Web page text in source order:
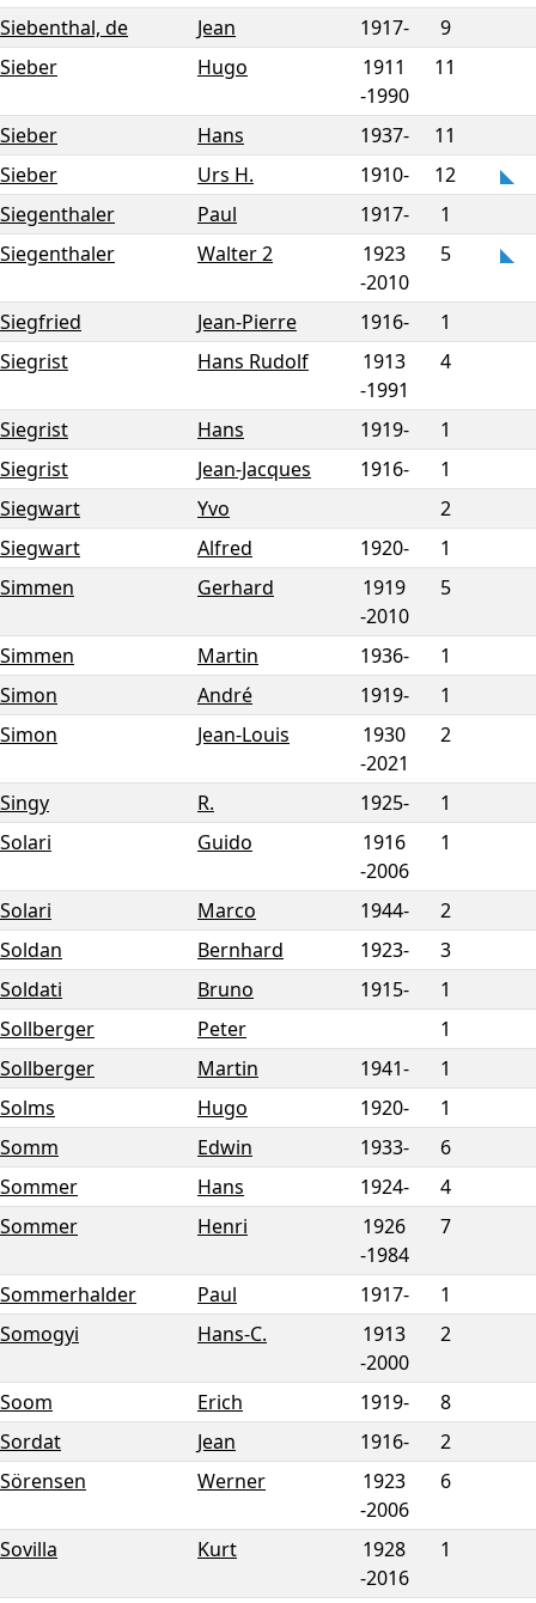
Siebenthal, de
Jean 1917-
9
Sieber
Hugo
1911
-1990
11
Sieber Hans 1937-
11
Sieber
Urs H. 1910-
12
Siegenthaler
Paul 1917-
1
Siegenthaler
Walter 2
1923
-2010
5
Siegfried Jean-Pierre 1916-
1
Siegrist
Hans Rudolf
1913
-1991
4
Siegrist Hans 1919-
1
Siegrist
Jean-Jacques 1916-
1
Siegwart
Yvo
2
Siegwart
Alfred 1920-
1
Simmen
Gerhard
1919
-2010
5
Simmen Martin 1936-
1
Simon
André 1919-
1
Simon
Jean-Louis
1930
-2021
2
Singy R. 1925-
1
Solari
Guido
1916
-2006
1
Solari Marco 1944-
2
Soldan
Bernhard 1923-
3
Soldati
Bruno 1915-
1
Sollberger
Peter
1
Sollberger
Martin 1941-
1
Solms
Hugo 1920-
1
Somm
Edwin 1933-
6
Sommer
Hans 1924-
4
Sommer
Henri
1926
-1984
7
Sommerhalder Paul 1917-
1
Somogyi
Hans-C.
1913
-2000
2
Soom Erich 1919-
8
Sordat
Jean 1916-
2
Sörensen
Werner
1923
-2006
6
Sovilla Kurt
1928
-2016
1